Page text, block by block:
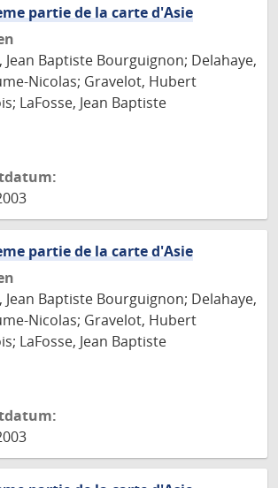
partie de la carte d'Asie
Jean Baptiste Bourguignon; Delahaye,
Nicolas; Gravelot, Hubert
LaFosse, Jean Baptiste
partie de la carte d'Asie
Jean Baptiste Bourguignon; Delahaye,
Nicolas; Gravelot, Hubert
LaFosse, Jean Baptiste